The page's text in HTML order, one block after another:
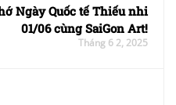
Ngày Quốc tế Thiếu nhi
01/06 cùng SaiGon Art!
Tháng 6 2, 2025